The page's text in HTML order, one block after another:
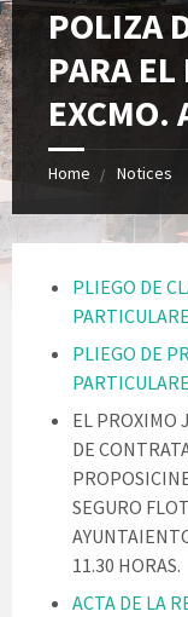
POLIZA
PARA
EXCMO.
Home Notices
PLIEGO DE
PLIEGO DE
EL PROXIMO
DE
SEGURO
11.30 HORAS.
ACTA DE LA